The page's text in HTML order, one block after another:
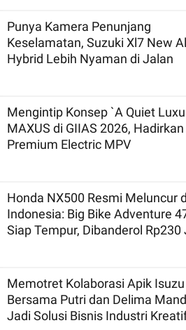
Punya Kamera Penunjang
Keselamatan, Suzuki Xl7 New
Hybrid Lebih Nyaman di Jalan
Mengintip Konsep `A Quiet
MAXUS di GIIAS 2026,
Premium Electric MPV
Honda NX500 Resmi Meluncur
Indonesia: Big Bike Adventure
Siap Tempur, Dibanderol Rp230
Memotret Kolaborasi Apik Isuzu
Bersama Putri dan Delima
Jadi Solusi Bisnis Industri